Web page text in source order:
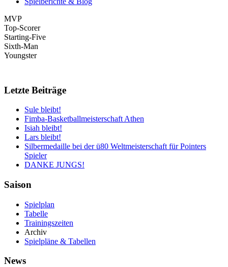
MVP
Top-Scorer
Starting-Five
Sixth-Man
Youngster
Letzte Beiträge
Sule bleibt!
Fimba-Basketballmeisterschaft Athen
Isiah bleibt!
Lars bleibt!
Silbermedaille bei der ü80 Weltmeisterschaft für Pointers
Spieler
DANKE JUNGS!
Saison
Spielplan
Tabelle
Trainingszeiten
Archiv
Spielpläne & Tabellen
News